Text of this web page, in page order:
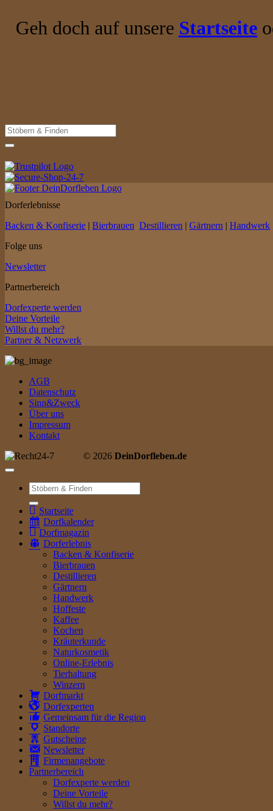
Geh doch auf unsere Startseite
Suche
nach:
Dorferlebnisse
Backen & Konfiserie | Bierbrauen Destillieren | Gärtnern | Handwerk
Folge uns
Newsletter
Partnerbereich
Dorfexperte werden
Deine Vorteile
Willst du mehr?
Partner & Netzwerk
AGB
Datenschutz
Sinn&Zweck
Über uns
Impressum
Kontakt
© 2026 DeinDorfleben.de
Suche
nach:
Startseite
Dorfkalender
Dorfmagazin
Dorferlebnis
Backen & Konfiserie
Bierbrauen
Destillieren
Gärtnern
Handwerk
Hoffeste
Kaffee
Kochen
Kräuterkunde
Naturkosmetik
Online-Erlebnis
Tierhaltung
Winzern
Dorfmarkt
Dorfexperten
Gemeinsam für die Region
Standorte
Gutscheine
Newsletter
Firmenangebote
Partnerbereich
Dorfexperte werden
Deine Vorteile
Willst du mehr?